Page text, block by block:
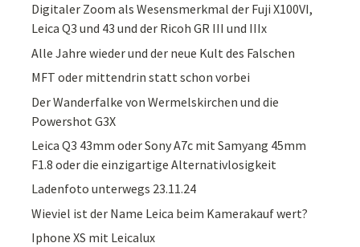
Digitaler Zoom als Wesensmerkmal der Fuji X100VI,
Leica Q3 und 43 und der Ricoh GR III und IIIx
Alle Jahre wieder und der neue Kult des Falschen
MFT oder mittendrin statt schon vorbei
Der Wanderfalke von Wermelskirchen und die
Powershot G3X
Leica Q3 43mm oder Sony A7c mit Samyang 45mm
F1.8 oder die einzigartige Alternativlosigkeit
Ladenfoto unterwegs 23.11.24
Wieviel ist der Name Leica beim Kamerakauf wert?
Iphone XS mit Leicalux